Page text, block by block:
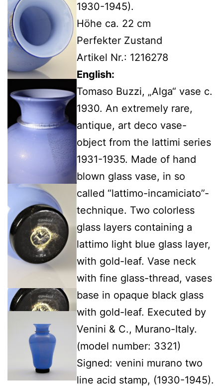
1930-1945).
Höhe ca. 22 cm
Perfekter Zustand
Artikel Nr.: 1216278
English:
Tomaso Buzzi, „Alga“ vase c.
1930. An extremely rare,
antique, art deco vase-
object from the lattimi series
1931-1935. Made of hand
blown glass vase, in so
called “lattimo-incamiciato”-
technique. Two colorless
glass layers containing a
lattimo light blue glass layer,
with gold-leaf. Vase neck
with fine glass-thread, vases
base in opaque black glass
with gold-leaf. Executed by
Venini & C., Murano-Italy.
(model number: 3321)
Signed: venini murano two
line acid stamp, (1930-1945).